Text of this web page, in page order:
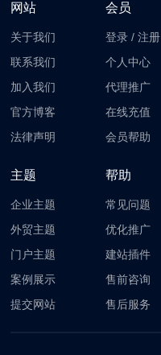
网站
关于我们
联系我们
加入我们
官方博客
法律声明
会员
登录 /注册
个人中心
代理推广
在线充值
会员帮助
主题
企业主题
外贸主题
门户主题
案例展示
提交网站
帮助
常见问题
优化推广
建站插件
售前咨询
售后服务